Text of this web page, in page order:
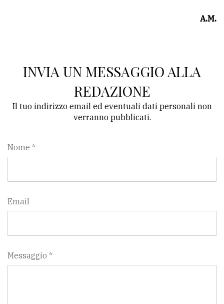
A.M.
INVIA UN MESSAGGIO ALLA
REDAZIONE
Il tuo indirizzo email ed eventuali dati personali non
verranno pubblicati.
Nome *
Email
Messaggio *